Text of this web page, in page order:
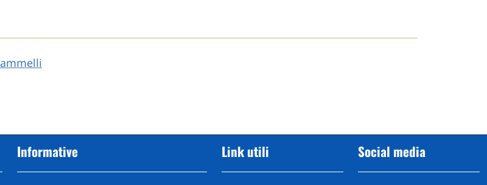
Informative Link utili Social media